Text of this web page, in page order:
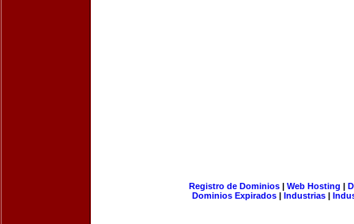
Registro de Dominios| Web Hosting |
Dominios Expirados | Industrias |